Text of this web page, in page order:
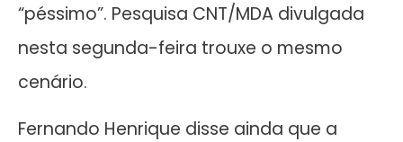
“péssimo”. Pesquisa CNT/MDA divulgada
nesta segunda-feira trouxe o mesmo
cenário.
Fernando Henrique disse ainda que a